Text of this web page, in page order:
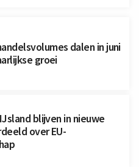
dalen in juni
groei
blijven in nieuwe
over EU-